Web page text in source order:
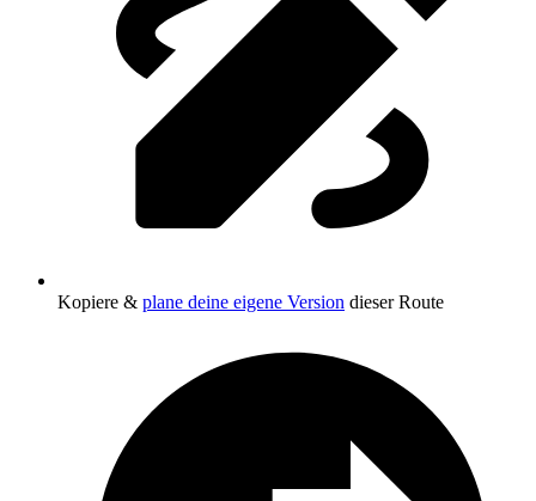
Kopiere & plane deine eigene Version dieser Route